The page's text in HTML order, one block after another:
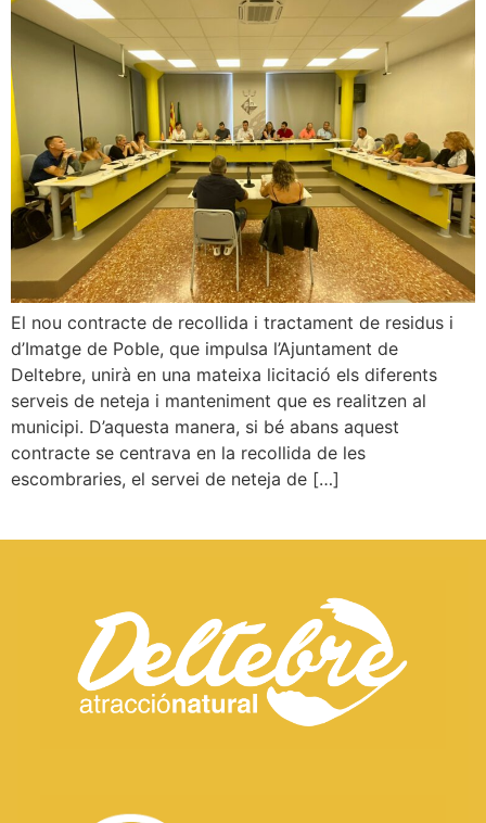
El nou contracte de recollida i tractament de residus i
d’Imatge de Poble, que impulsa l’Ajuntament de
Deltebre, unirà en una mateixa licitació els diferents
serveis de neteja i manteniment que es realitzen al
municipi. D’aquesta manera, si bé abans aquest
contracte se centrava en la recollida de les
escombraries, el servei de neteja de […]